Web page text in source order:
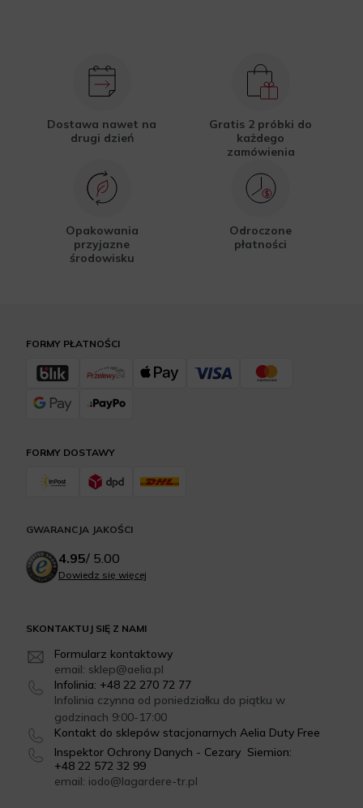
Dostawa nawet na
drugi dzień
Gratis 2 próbki do
każdego
zamówienia
Opakowania
przyjazne
środowisku
Odroczone
płatności
SKONTAKTUJ SIĘ Z NAMI
Formularz kontaktowy
email: sklep@aelia.pl
Infolinia: +48 22 270 72 77
Infolinia czynna od poniedziałku do piątku w
godzinach 9:00-17:00
Kontakt do sklepów stacjonarnych Aelia Duty Free
Inspektor Ochrony Danych - Cezary Siemion:
+48 22 572 32 99
email: iodo@lagardere-tr.pl
FORMY DOSTAWY
FORMY PŁATNOŚCI
GWARANCJA JAKOŚCI
4.95/ 5.00
Dowiedz się więcej